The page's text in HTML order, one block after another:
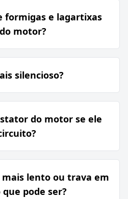
formigas e lagartixas
motor?
silencioso?
do motor se ele
lento ou trava em
pode ser?